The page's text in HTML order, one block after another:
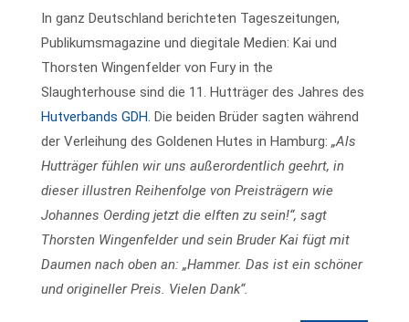
In ganz Deutschland berichteten Tageszeitungen,
Publikumsmagazine und diegitale Medien: Kai und
Thorsten Wingenfelder von Fury in the
Slaughterhouse sind die 11. Hutträger des Jahres des
Hutverbands GDH. Die beiden Brüder sagten während
der Verleihung des Goldenen Hutes in Hamburg: „Als
Hutträger fühlen wir uns außerordentlich geehrt, in
dieser illustren Reihenfolge von Preisträgern wie
Johannes Oerding jetzt die elften zu sein!“, sagt
Thorsten Wingenfelder und sein Bruder Kai fügt mit
Daumen nach oben an: „Hammer. Das ist ein schöner
und origineller Preis. Vielen Dank“.